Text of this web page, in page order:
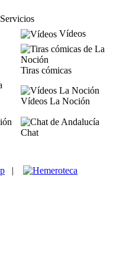
Servicios
Vídeos
Tiras cómicas
Vídeos La Noción
Chat
|